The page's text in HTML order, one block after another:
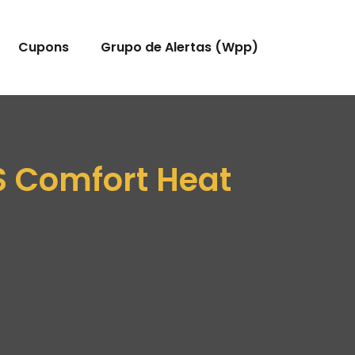
Cupons Grupo de Alertas (Wpp)
Comfort Heat